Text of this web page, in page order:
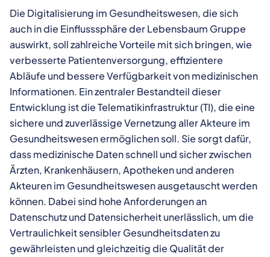
Die Digitalisierung im Gesundheitswesen, die sich
auch in die Einflusssphäre der Lebensbaum Gruppe
auswirkt, soll zahlreiche Vorteile mit sich bringen, wie
verbesserte Patientenversorgung, effizientere
Abläufe und bessere Verfügbarkeit von medizinischen
Informationen. Ein zentraler Bestandteil dieser
Entwicklung ist die Telematikinfrastruktur (TI), die eine
sichere und zuverlässige Vernetzung aller Akteure im
Gesundheitswesen ermöglichen soll. Sie sorgt dafür,
dass medizinische Daten schnell und sicher zwischen
Ärzten, Krankenhäusern, Apotheken und anderen
Akteuren im Gesundheitswesen ausgetauscht werden
können. Dabei sind hohe Anforderungen an
Datenschutz und Datensicherheit unerlässlich, um die
Vertraulichkeit sensibler Gesundheitsdaten zu
gewährleisten und gleichzeitig die Qualität der